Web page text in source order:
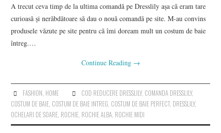
A trecut ceva timp de la ultima comandă pe Dresslily așa că eram tare
curioasă și nerăbdătoare să dau o nouă comandă pe site. M-au convins
produsele văzute pe site pentru că îmi doream mult un costum de baie
întreg.…
Continue Reading →
FASHION HOME COD REDUCERE DRESSLILY, COMANDA DRESSLILY,
COSTUM DE BAIE COSTUM DE BAIE INTREG COSTUM DE BAIE PERFECT, DRESSLILY,
OCHELARI DE SOARE ROCHIE ROCHIE ALBA ROCHIE MIDI